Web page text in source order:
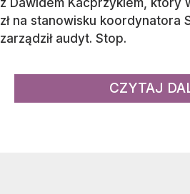
z Dawidem Kacprzykiem, który
zł na stanowisku koordynatora
zarządził audyt. Stop.
CZYTAJ